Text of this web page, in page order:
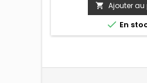
 Ajouter au
 En